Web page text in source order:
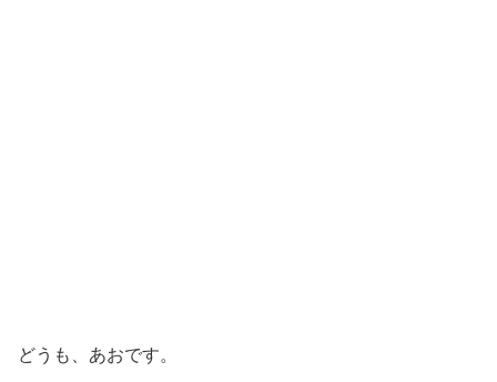
どうも、あおです。